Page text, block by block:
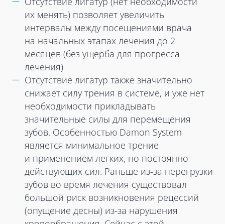
их менять) позволяет увеличить
интервалы между посещениями врача
на начальных этапах лечения до 2
месяцев (без ущерба для прогресса
лечения)
Отсутствие лигатур также значительно
снижает силу трения в системе, и уже нет
необходимости прикладывать
значительные силы для перемещения
зубов. Особенностью Damon System
является минимальное трение
и применением легких, но постоянно
действующих сил. Раньше из-за перегрузки
зубов во время лечения существовал
большой риск возникновения рецессий
(опущение десны) из-за нарушения